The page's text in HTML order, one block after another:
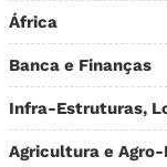
África
Banca e Finanças
Infra-Estruturas,
Agricultura e Agro-